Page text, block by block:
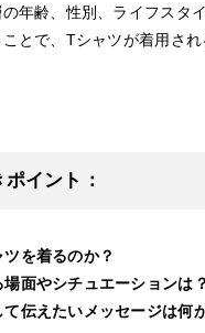
年齢、性別、ライフスタ
とで、Tシャツが着用さ
イント：
を着るのか？
面やシチュエーションは？
伝えたいメッセージは何